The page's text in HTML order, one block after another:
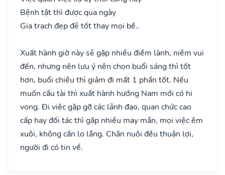
Bệnh tật thì được qua ngày
Gia trạch đẹp đẽ tốt thay mọi bề..
Xuất hành giờ này sẽ gặp nhiều điềm lành, niềm vui
đến, nhưng nên lưu ý nên chọn buổi sáng thì tốt
hơn, buổi chiều thì giảm đi mất 1 phần tốt. Nếu
muốn cầu tài thì xuất hành hướng Nam mới có hi
vọng. Đi việc gặp gỡ các lãnh đạo, quan chức cao
cấp hay đối tác thì gặp nhiều may mắn, mọi việc êm
xuôi, không cần lo lắng. Chăn nuôi đều thuận lợi,
người đi có tin về.